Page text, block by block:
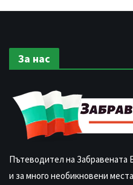
За нас
Пътеводител на Забравената
и за много необикновени